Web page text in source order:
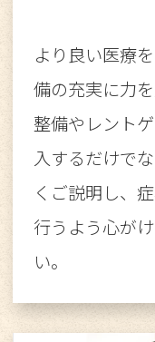
より良い医療
備の充実に力
整備やレント
入するだけで
くご説明し、
行うよう心が
い。